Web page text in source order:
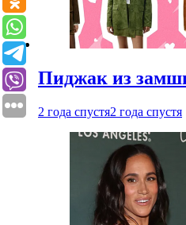
Пиджак из
2 года спустя2 года спустя